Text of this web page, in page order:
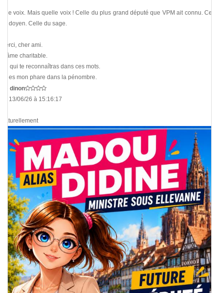
Une voix. Mais quelle voix ! Celle du plus grand député que VPM ait connu. Celle
du doyen. Celle du sage.
Merci, cher ami.
Ô âme charitable.
Toi qui te reconnaîtras dans ces mots.
Tu es mon phare dans la pénombre.
dinon
Le 13/06/26 à 15:16:17
Naturellement